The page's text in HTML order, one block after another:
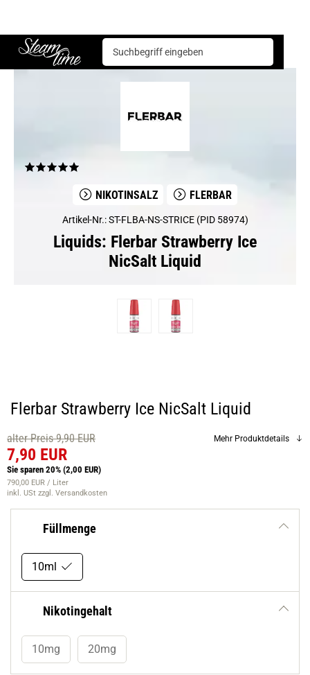
Steam time
Liquids Flerbar Strawberry Ice NicSalt Liquid
NIKOTINSALZ FLERBAR
Artikel-Nr.: ST-FLBA-NS-STRICE (PID 58974)
Liquids: Flerbar Strawberry Ice
NicSalt Liquid
Flerbar Strawberry Ice NicSalt Liquid
alter Preis 9,90 EUR
7,90 EUR
Sie sparen 20% (2,00 EUR)
790,00 EUR / Liter
inkl. USt zzgl. Versandkosten
Mehr Produktdetails
Füllmenge
10ml
Nikotingehalt
10mg 20mg